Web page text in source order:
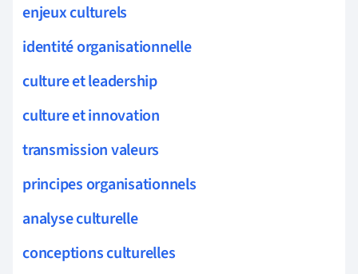
enjeux culturels
identité organisationnelle
culture et leadership
culture et innovation
transmission valeurs
principes organisationnels
analyse culturelle
conceptions culturelles